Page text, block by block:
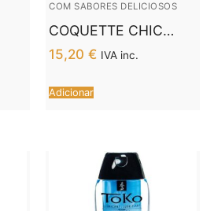
COM SABORES DELICIOSOS
COQUETTE CHIC
DESIRE™ –
LUBRIFICANTE
VEGANO
CANDYLICIOSO
15,20 € IVA inc.
Adicionar